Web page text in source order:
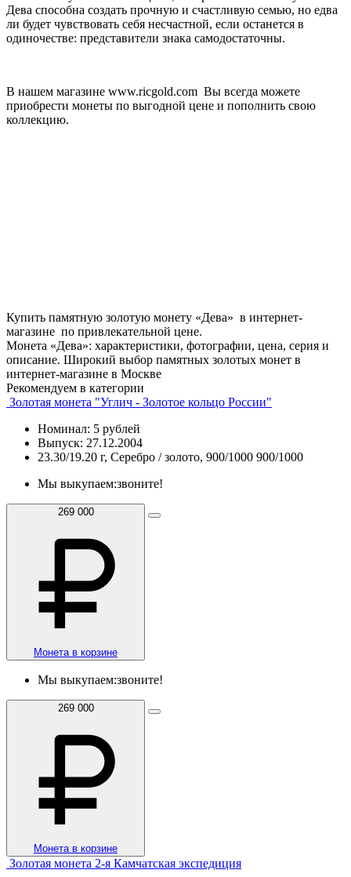
Дева способна создать прочную и счастливую семью, но едва
ли будет чувствовать себя несчастной, если останется в
одиночестве: представители знака самодостаточны.
В нашем магазине www.ricgold.com Вы всегда можете
приобрести монеты по выгодной цене и пополнить свою
коллекцию.
Купить памятную золотую монету «Дева» в интернет-
магазине по привлекательной цене.
Монета «Дева»: характеристики, фотографии, цена, серия и
описание. Широкий выбор памятных золотых монет в
интернет-магазине в Москве
Рекомендуем в категории
Золотая монета "Углич - Золотое кольцо России"
Номинал: 5 рублей
Выпуск: 27.12.2004
23.30/19.20 г, Серебро / золото, 900/1000 900/1000
Мы выкупаем:звоните!
269 000
Монета в корзине
Мы выкупаем:звоните!
269 000
Монета в корзине
Золотая монета 2-я Камчатская экспедиция